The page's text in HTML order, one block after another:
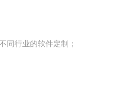
同行业的软件定制；